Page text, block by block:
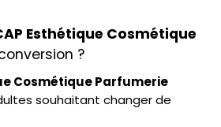
Esthétique Cosmétique
?
Cosmétique Parfumerie
souhaitant changer de